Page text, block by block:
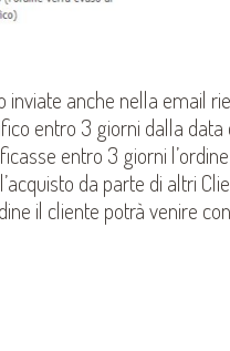
anche nella email
entro 3 giorni dalla data
entro 3 giorni
da parte di altri
il cliente potrà venire